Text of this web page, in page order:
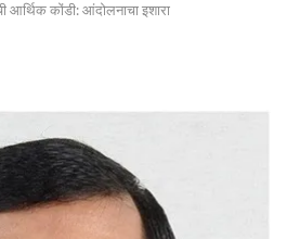
आर्थिक कोंडी: आंदोलनाचा इशारा